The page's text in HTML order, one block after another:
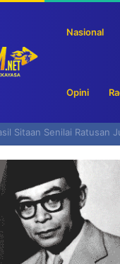
Nasional
Opini
Sebagian Cadangan